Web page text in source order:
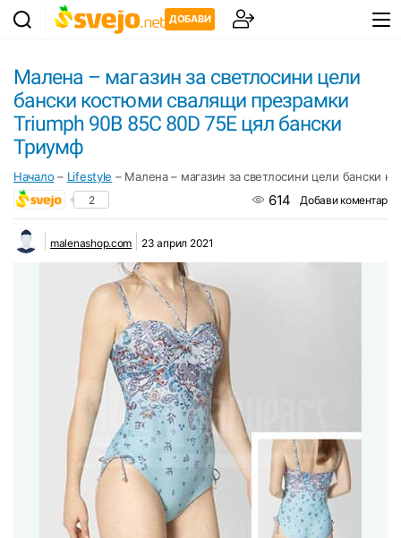
ДОБАВИ
Малена – магазин за светлосини цели
бански костюми свалящи презрамки
Triumph 90B 85C 80D 75E цял бански
Триумф
Начало – Lifestyle – Малена – магазин за светлосини цели бански
2 614 Добави коментар
malenashop.com 23 април 2021